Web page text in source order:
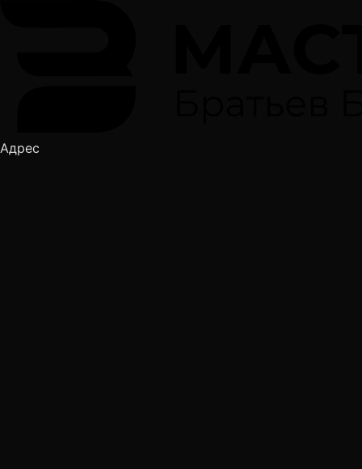
Адрес